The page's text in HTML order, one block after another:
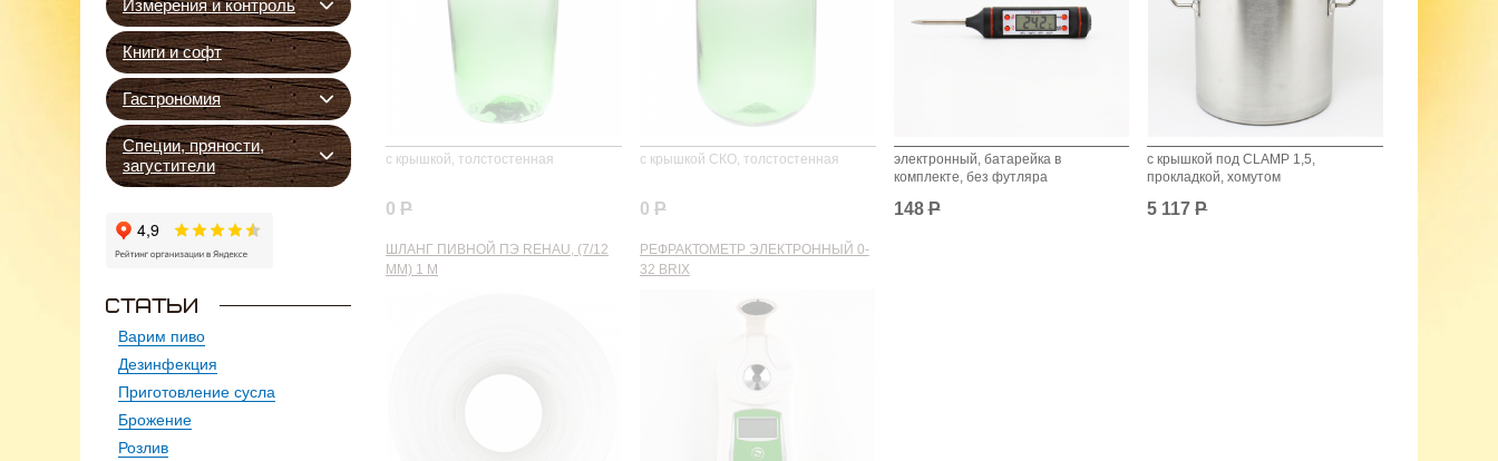
Измерения и контроль
Книги и софт
Гастрономия
Специи, пряности,
загустители
Варим пиво
Дезинфекция
Приготовление сусла
Брожение
Розлив
с крышкой, толстостенная
0 Р
с крышкой СКО, толстостенная
0 Р
электронный, батарейка в
комплекте, без футляра
148Р
с крышкой под CLAMP 1,5,
прокладкой, хомутом
5 117Р
ШЛАНГ ПИВНОЙ ПЭ REHAU, (7/12
ММ) 1 М
РЕФРАКТОМЕТР ЭЛЕКТРОННЫЙ 0-
32 BRIX